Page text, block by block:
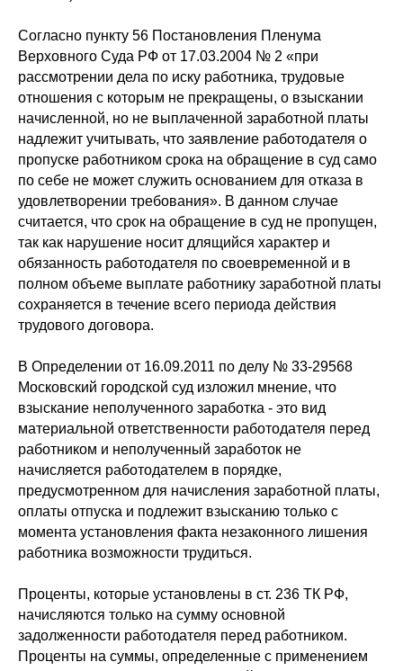
Согласно пункту 56 Постановления Пленума
Верховного Суда РФ от 17.03.2004 № 2 «при
рассмотрении дела по иску работника, трудовые
отношения с которым не прекращены, о взыскании
начисленной, но не выплаченной заработной платы
надлежит учитывать, что заявление работодателя о
пропуске работником срока на обращение в суд само
по себе не может служить основанием для отказа в
удовлетворении требования». В данном случае
считается, что срок на обращение в суд не пропущен,
так как нарушение носит длящийся характер и
обязанность работодателя по своевременной и в
полном объеме выплате работнику заработной платы
сохраняется в течение всего периода действия
трудового договора.
В Определении от 16.09.2011 по делу № 33-29568
Московский городской суд изложил мнение, что
взыскание неполученного заработка - это вид
материальной ответственности работодателя перед
работником и неполученный заработок не
начисляется работодателем в порядке,
предусмотренном для начисления заработной платы,
оплаты отпуска и подлежит взысканию только с
момента установления факта незаконного лишения
работника возможности трудиться.
Проценты, которые установлены в ст. 236 ТК РФ,
начисляются только на сумму основной
задолженности работодателя перед работником.
Проценты на суммы, определенные с применением